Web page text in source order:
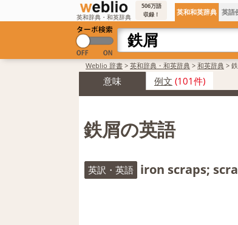
英和辞典・和英辞典
506万語
収録！
英和和英辞典 英語
Weblio 辞書 > 英和辞典・和英辞典 > 和英辞典 >
意味 例文 (101件)
鉄屑の英語
英訳・英語 iron scraps;